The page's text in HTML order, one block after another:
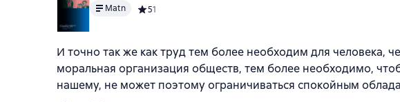
Matn Средний рейтинг 5 на основе 1 оценок
51
И точно так же как труд тем более необходим для человека,
моральная организация обществ, тем более необходимо,
нашему, не может поэтому ограничиваться спокойным